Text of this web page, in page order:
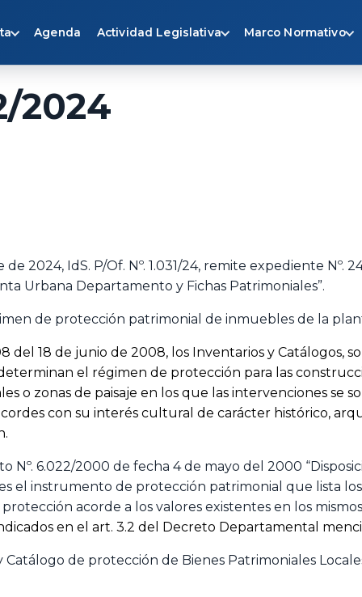
Agenda Actividad Legislativa Marco Normativo
2024
2024, IdS. P/Of. Nº. 1.031/24, remite expediente Nº.
Urbana Departamento y Fichas Patrimoniales”.
de protección patrimonial de inmuebles de la
del 18 de junio de 2008, los Inventarios y Catálogos,
el régimen de protección para las
o zonas de paisaje en los que las intervenciones se
con su interés cultural de carácter histórico,
6.022/2000 de fecha 4 de mayo del 2000
el instrumento de protección patrimonial que lista
acorde a los valores existentes en los
en el art. 3.2 del Decreto Departamental
de protección de Bienes Patrimoniales